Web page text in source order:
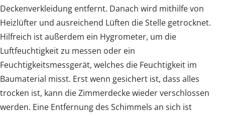
Deckenverkleidung entfernt. Danach wird mithilfe von
Heizlüfter und ausreichend Lüften die Stelle getrocknet.
Hilfreich ist außerdem ein Hygrometer, um die
Luftfeuchtigkeit zu messen oder ein
Feuchtigkeitsmessgerät, welches die Feuchtigkeit im
Baumaterial misst. Erst wenn gesichert ist, dass alles
trocken ist, kann die Zimmerdecke wieder verschlossen
werden. Eine Entfernung des Schimmels an sich ist